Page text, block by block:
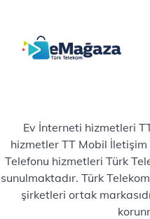
Ev İnterneti hizmetleri
hizmetler TT Mobil
Telefonu hizmetleri Türk
sunulmaktadır. Türk
şirketleri ortak